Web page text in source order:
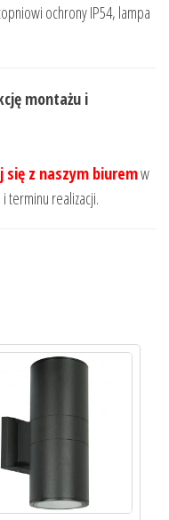
ochrony IP54, lampa
montażu i
z naszym biuremw
terminu realizacji.